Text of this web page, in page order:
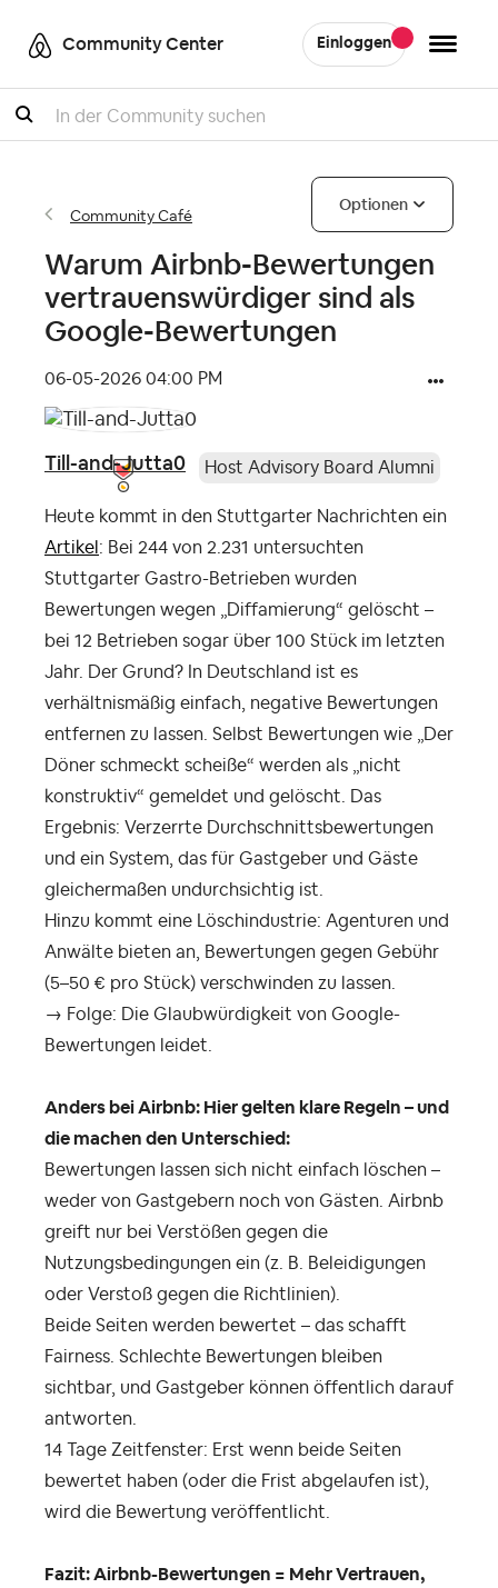
Community Center Einloggen
Suche
Community Café
Optionen
Warum Airbnb-Bewertungen
vertrauenswürdiger sind als
Google-Bewertungen
‎06-05-2026 04:00 PM
Till-and-Jutta0 Host Advisory Board Alumni
Heute kommt in den Stuttgarter Nachrichten ein
Artikel : Bei 244 von 2.231 untersuchten
Stuttgarter Gastro-Betrieben wurden
Bewertungen wegen „Diffamierung“ gelöscht –
bei 12 Betrieben sogar über 100 Stück im letzten
Jahr. Der Grund? In Deutschland ist es
verhältnismäßig einfach, negative Bewertungen
entfernen zu lassen. Selbst Bewertungen wie „Der
Döner schmeckt scheiße“ werden als „nicht
konstruktiv“ gemeldet und gelöscht. Das
Ergebnis: Verzerrte Durchschnittsbewertungen
und ein System, das für Gastgeber und Gäste
gleichermaßen undurchsichtig ist.
Hinzu kommt eine Löschindustrie: Agenturen und
Anwälte bieten an, Bewertungen gegen Gebühr
(5–50 € pro Stück) verschwinden zu lassen.
→ Folge: Die Glaubwürdigkeit von Google-
Bewertungen leidet.
Anders bei Airbnb: Hier gelten klare Regeln – und
die machen den Unterschied:
Bewertungen lassen sich nicht einfach löschen –
weder von Gastgebern noch von Gästen. Airbnb
greift nur bei Verstößen gegen die
Nutzungsbedingungen ein (z. B. Beleidigungen
oder Verstoß gegen die Richtlinien).
Beide Seiten werden bewertet – das schafft
Fairness. Schlechte Bewertungen bleiben
sichtbar, und Gastgeber können öffentlich darauf
antworten.
14 Tage Zeitfenster: Erst wenn beide Seiten
bewertet haben (oder die Frist abgelaufen ist),
wird die Bewertung veröffentlicht.
Fazit: Airbnb-Bewertungen = Mehr Vertrauen,